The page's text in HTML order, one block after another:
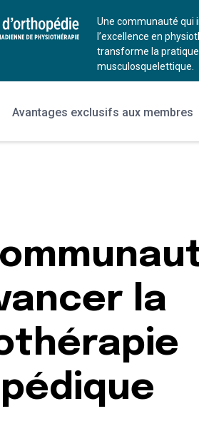
Une communauté qui
l’excellence en
transforme la pratique
musculosquelettique.
Avantages exclusifs aux membres
la